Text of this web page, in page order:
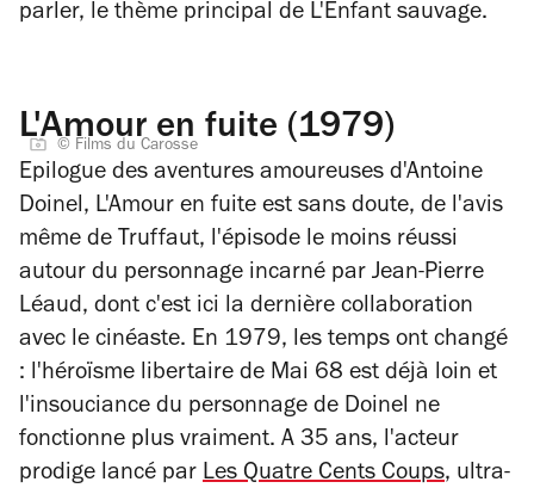
parler, le thème principal de L'Enfant sauvage.
L'Amour en fuite (1979)
© Films du Carosse
Epilogue des aventures amoureuses d'Antoine
Doinel, L'Amour en fuite est sans doute, de l'avis
même de Truffaut, l'épisode le moins réussi
autour du personnage incarné par Jean-Pierre
Léaud, dont c'est ici la dernière collaboration
avec le cinéaste. En 1979, les temps ont changé
: l'héroïsme libertaire de Mai 68 est déjà loin et
l'insouciance du personnage de Doinel ne
fonctionne plus vraiment. A 35 ans, l'acteur
prodige lancé par Les Quatre Cents Coups, ultra-